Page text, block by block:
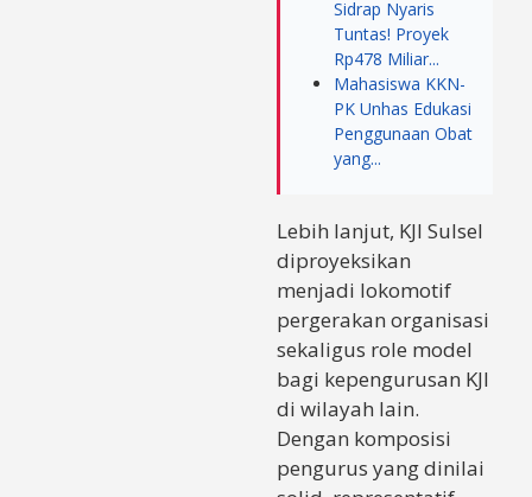
Sidrap Nyaris
Tuntas! Proyek
Rp478 Miliar...
Mahasiswa KKN-
PK Unhas Edukasi
Penggunaan Obat
yang...
Lebih lanjut, KJI Sulsel
diproyeksikan
menjadi lokomotif
pergerakan organisasi
sekaligus role model
bagi kepengurusan KJI
di wilayah lain.
Dengan komposisi
pengurus yang dinilai